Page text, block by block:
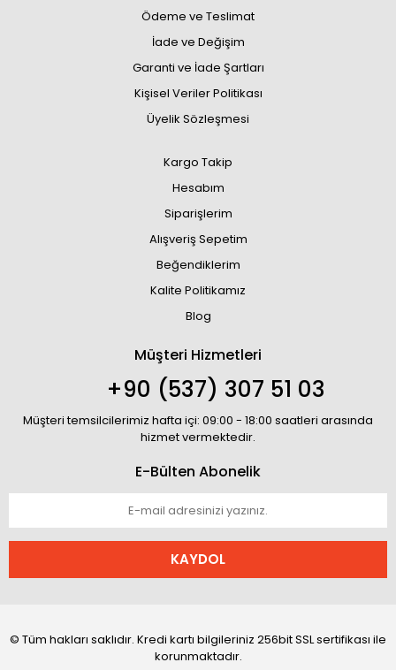
Ödeme ve Teslimat
İade ve Değişim
Garanti ve İade Şartları
Kişisel Veriler Politikası
Üyelik Sözleşmesi
Kargo Takip
Hesabım
Siparişlerim
Alışveriş Sepetim
Beğendiklerim
Kalite Politikamız
Blog
Müşteri Hizmetleri
+90 (537) 307 51 03
Müşteri temsilcilerimiz hafta içi: 09:00 - 18:00 saatleri arasında
hizmet vermektedir.
E-Bülten Abonelik
KAYDOL
© Tüm hakları saklıdır. Kredi kartı bilgileriniz 256bit SSL sertifikası ile
korunmaktadır.